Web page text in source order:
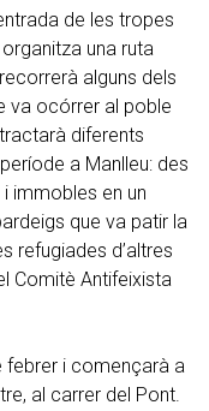
de les tropes
una ruta
alguns dels
va ocórrer al poble
diferents
a Manlleu: des
immobles en un
que va patir la
refugiades d’altres
Comitè Antifeixista
febrer i començarà a
al carrer del Pont.